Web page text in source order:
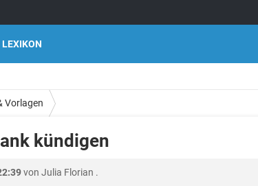
LEXIKON
Vorlagen
kündigen
von Julia Florian .